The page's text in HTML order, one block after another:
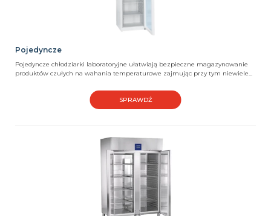
Pojedyncze
Pojedyncze chłodziarki laboratoryjne ułatwiają bezpieczne magazynowanie
produktów czułych na wahania temperaturowe zajmując przy tym niewiele...
SPRAWDŹ